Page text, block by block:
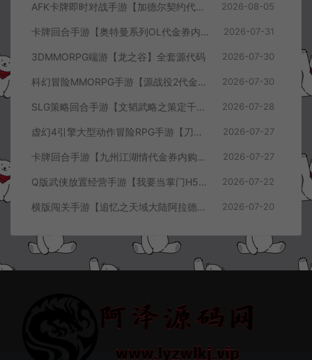
AFK卡牌即时对战手游【加德尔契约代金券内购修复版】8月最新整理Linux手工服务端+前后端全套源码+CDK授权后台+安卓苹果双端+详细搭建教程+视频教程 2026-08-05
卡牌回合手游【奥特曼系列OL代金券内购闪耀金兔多区版】7月最新整理Linux手工服务端+加解密工具+CDK授权后台+安卓+详细搭建教程+视频教程 2026-07-31
3DMMORPG端游【龙之谷】全套源代码 2026-07-30
科幻冒险MMORPG手游【源战役2代金券内购开区版】7月最新整理Linux手工服务端+配套源码+多功能管理后台+支付后台+CDK授权后台+安卓+详细搭建教程+视频教程 2026-07-30
SLG策略回合手游【文韬武略之策定千军代金券内购版】7月最新整理Linux手工服务端+前后端全套源码+管理后台+CDK授权后台+PC安卓+详细搭建教程+视频教程 2026-07-28
虚幻4引擎大型动作冒险RPG手游【刀锋战记2-邪恶回归】7月最新整理Linux手工服务端+全套前后端源码+管理后台+CDK授权后台+PC安卓苹果+详细搭建教程+视频教程 2026-07-27
卡牌回合手游【九州江湖情代金券内购版】7月最新整理Linux手工服务端+CDK授权后台+安卓苹果双端+详细搭建教程+视频教程 2026-07-27
Q版武侠放置经营手游【我要当掌门H5代金券内购版】7月最新整理Linux手工服务端+全套前后端源码+CDK授权后台+H5安卓苹果三端+详细搭建教程+视频教程 2026-07-22
横版闯关手游【追忆之天域大陆阿拉德[60帧]】7月最新整理Linux手工服务端+客户端源码+管理后台+GM授权后台+安卓苹果双端+详细搭建教程+视频教程 2026-07-20